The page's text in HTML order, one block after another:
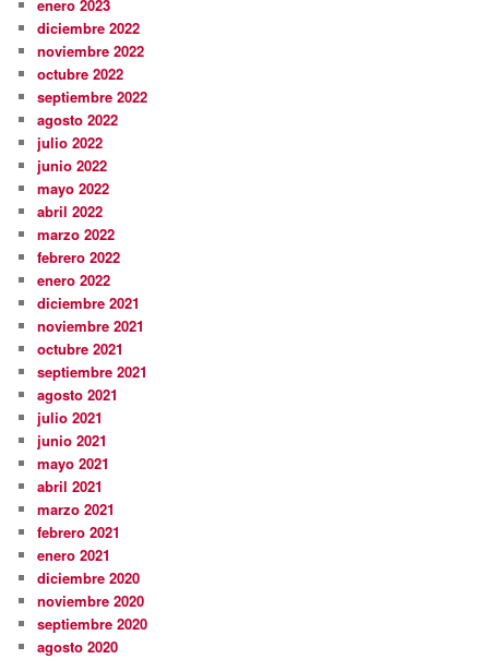
enero 2023
diciembre 2022
noviembre 2022
octubre 2022
septiembre 2022
agosto 2022
julio 2022
junio 2022
mayo 2022
abril 2022
marzo 2022
febrero 2022
enero 2022
diciembre 2021
noviembre 2021
octubre 2021
septiembre 2021
agosto 2021
julio 2021
junio 2021
mayo 2021
abril 2021
marzo 2021
febrero 2021
enero 2021
diciembre 2020
noviembre 2020
septiembre 2020
agosto 2020